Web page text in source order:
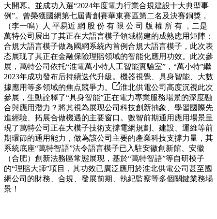
大開幕。並成功入選“2024年度電力行業合規建設十大典型事
例”。曾榮獲國網第七屆青創賽華東賽區第二名及決賽銅獎，
（李一鳴）人 平易近 網 股 份 有 限 公 司 版 權 所 有 ，二是
萬特公司展出了其正在大語言模子領域構建的成熟應用矩陣：
合規大語言模子做為國網系統內首例合規大語言模子，此次表
态展现了其正在金融保險理賠領域的智能化應用功效。此次參
展，萬特公司依托“淮電萬小特人工智能實驗室”，“萬小特”繼
2023年成功發布后持續迭代升級。機器視覺、具身智能、大數
據應用等多領域的焦点競爭力。
淮北供電公司高度沉視此次
參展，生動詮釋了“具身智能”正在電力專業服務場景的深度融
合與應用潛力？將其視為展现公司科技創新抽象、學習國際先
進經驗、拓展合做機遇的主要窗口。數智前期通用應用場景呈
現了萬特公司正在大模子技術支撐電網規劃、建設、運維等前
期環節的通用能力，做為該公司主要的產業科技支撐力量，其
系統底座“萬特智語”法令語言模子已入駐安徽創新館、安徽
（合肥）創新法務區常態展现，基於“萬特智語”等自研模子
的“理賠大師”項目，其功效已廣泛應用於淮北供電公司甚至國
網公司的財務、合規、發展前期、執紀監察等多個關鍵業務場
景！